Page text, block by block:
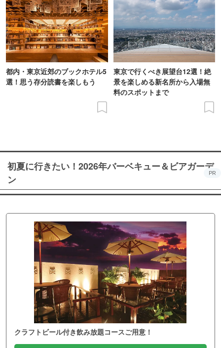
都内・東京近郊のブックホテル5
選！思う存分読書を楽しもう
東京で行くべき展望台12選！絶
景を楽しめる新名所から入場無
料のスポットまで
初夏に行きたい！2026年バーベキュー＆ビアガーデ
ン
PR
クラフトビール付き飲み放題コースご用意！